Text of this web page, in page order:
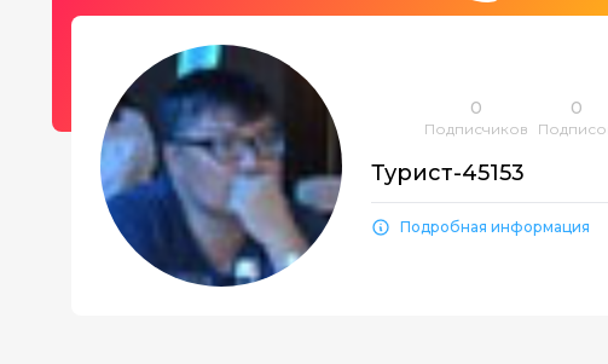
0
Подписчиков
0
Турист-45153
Подробная информация